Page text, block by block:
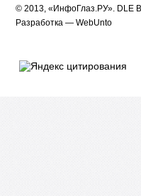
© 2013, «ИнфоГлаз.РУ». DLE
Разработка —WebUnto